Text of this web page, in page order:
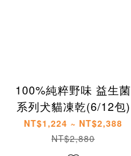
100%純粹野味 益生菌
系列犬貓凍乾(6/12包)
NT$1,224 ~ NT$2,388
NT$2,880